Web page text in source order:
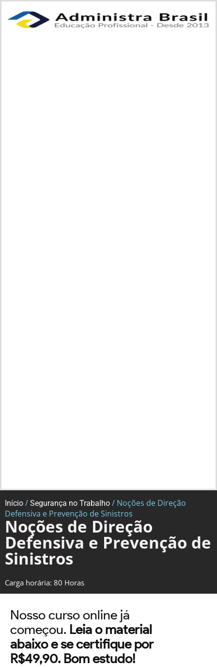
Início / Segurança no Trabalho / Noções de Direção
Defensiva e Prevenção de Sinistros
Noções de Direção
Defensiva e Prevenção de
Sinistros
Carga horária: 80 Horas
Nosso curso online já
começou. Leia o material
abaixo e se certifique por
R$49,90. Bom estudo!